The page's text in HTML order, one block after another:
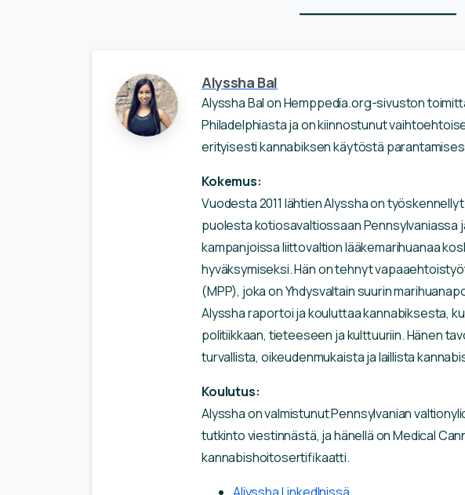
Alyssha Bal
Alyssha Bal on Hemppedia.org-sivuston
Philadelphiasta ja on kiinnostunut
erityisesti kannabiksen käytöstä
Kokemus:
Vuodesta 2011 lähtien Alyssha on
puolesta kotiosavaltiossaan Pennsylvaniassa
kampanjoissa liittovaltion lääkemarihuanaa
hyväksymiseksi. Hän on tehnyt
(MPP), joka on Yhdysvaltain suurin
Alyssha raportoi ja kouluttaa kannabiksesta,
politiikkaan, tieteeseen ja kulttuuriin. Hänen
turvallista, oikeudenmukaista ja laillista
Koulutus:
Alyssha on valmistunut Pennsylvanian
tutkinto viestinnästä, ja hänellä on Medical
kannabishoitosertifikaatti.